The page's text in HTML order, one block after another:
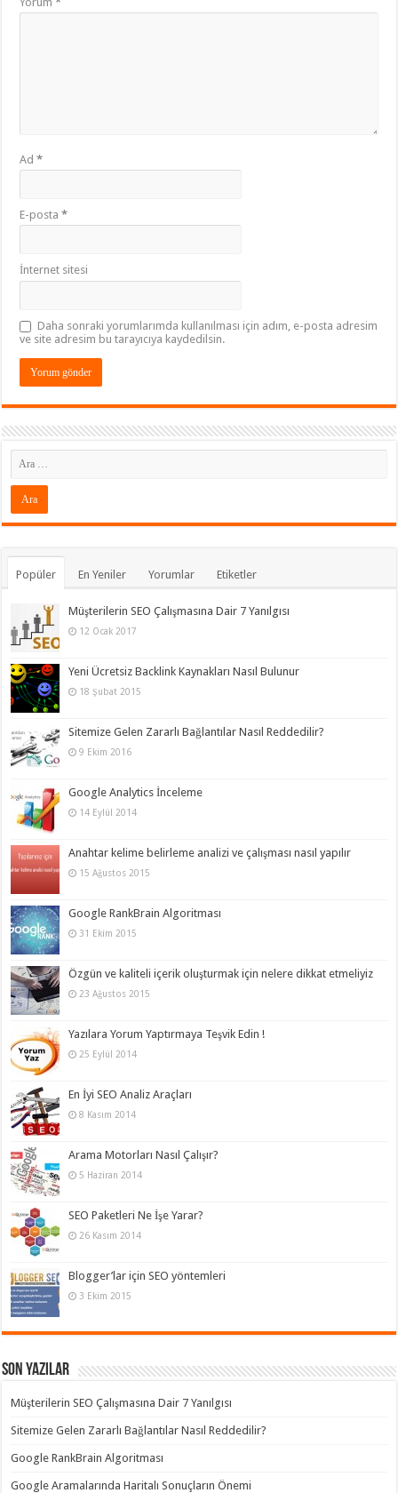
Ad*
E-posta*
İnternet sitesi
Daha sonraki yorumlarımda kullanılması için adım, e-posta adresim
ve site adresim bu tarayıcıya kaydedilsin.
Popüler En Yeniler Yorumlar Etiketler
Müşterilerin SEO Çalışmasına Dair 7 Yanılgısı
12 Ocak 2017
Yeni Ücretsiz Backlink Kaynakları Nasıl Bulunur
18 Şubat 2015
Sitemize Gelen Zararlı Bağlantılar Nasıl Reddedilir?
9 Ekim 2016
Google Analytics İnceleme
14 Eylül 2014
Anahtar kelime belirleme analizi ve çalışması nasıl yapılır
15 Ağustos 2015
Google RankBrain Algoritması
31 Ekim 2015
Özgün ve kaliteli içerik oluşturmak için nelere dikkat etmeliyiz
23 Ağustos 2015
Yazılara Yorum Yaptırmaya Teşvik Edin !
25 Eylül 2014
En İyi SEO Analiz Araçları
8 Kasım 2014
Arama Motorları Nasıl Çalışır?
5 Haziran 2014
SEO Paketleri Ne İşe Yarar?
26 Kasım 2014
Blogger’lar için SEO yöntemleri
3 Ekim 2015
Son Yazılar
Müşterilerin SEO Çalışmasına Dair 7 Yanılgısı
Sitemize Gelen Zararlı Bağlantılar Nasıl Reddedilir?
Google RankBrain Algoritması
Google Aramalarında Haritalı Sonuçların Önemi